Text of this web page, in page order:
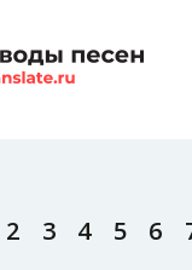
2 3 4 5 6